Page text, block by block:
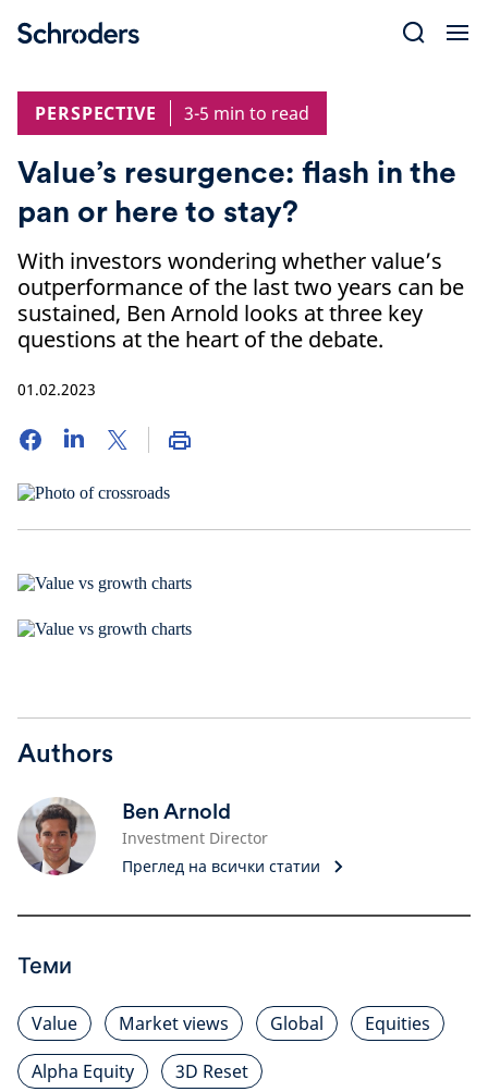
PERSPECTIVE
3-5 min to read
Value’s resurgence: flash in the
pan or here to stay?
With investors wondering whether value’s
outperformance of the last two years can be
sustained, Ben Arnold looks at three key
questions at the heart of the debate.
01.02.2023
Authors
Ben Arnold
Investment Director
Преглед на всички статии
Теми
Value Market views Global
Equities
Alpha Equity
3D Reset